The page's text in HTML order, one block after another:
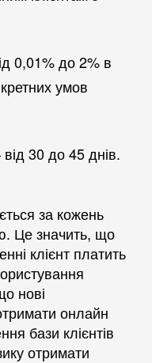
0,01% до 2% в
умов
30 до 45 днів.
за кожень
Це значить, що
клієнт платить
нові
онлайн
бази клієнтів
отримати